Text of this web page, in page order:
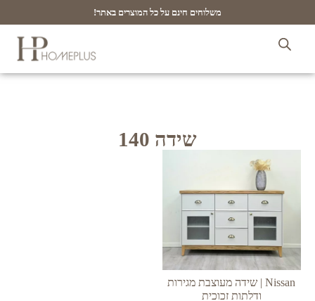
משלוחים חינם על כל המוצרים באתר!
שידה 140
Nissan | שידה מעוצבת מגירות
ודלתות זכוכית